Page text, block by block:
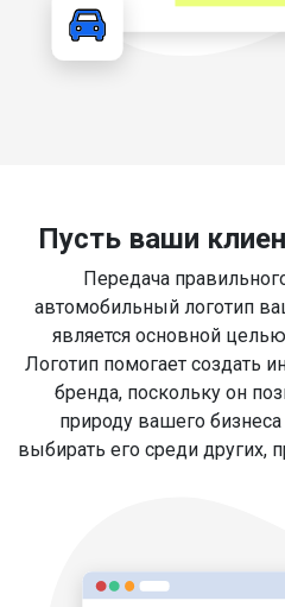
Пусть ваши
Передача
автомобильный логотип
является основной
Логотип помогает создать
бренда, поскольку он
природу вашего
выбирать его среди других,